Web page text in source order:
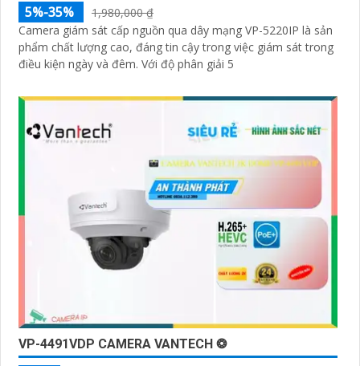
5%-35%
1,980,000 ₫
Camera giám sát cấp nguồn qua dây mạng VP-5220IP là sản
phẩm chất lượng cao, đáng tin cậy trong việc giám sát trong
điều kiện ngày và đêm. Với độ phân giải 5
VP-4491VDP CAMERA VANTECH ❂